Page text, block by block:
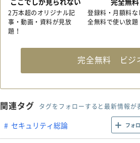
2万本超のオリジナル記
事・動画・資料が見放
題！
登録料・月額料な
全無料で使い放題
完全無料 ビ
関連タグ タグをフォローすると最新情報が
セキュリティ総論 フォ